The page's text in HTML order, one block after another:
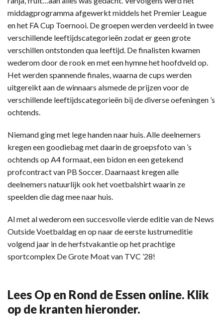
middagprogramma afgewerkt middels het Premier League
en het FA Cup Toernooi. De groepen werden verdeeld in twee
verschillende leeftijdscategorieën zodat er geen grote
verschillen ontstonden qua leeftijd. De finalisten kwamen
wederom door de rook en met een hymne het hoofdveld op.
Het werden spannende finales, waarna de cups werden
uitgereikt aan de winnaars alsmede de prijzen voor de
verschillende leeftijdscategorieën bij de diverse oefeningen ’s
ochtends.
Niemand ging met lege handen naar huis. Alle deelnemers
kregen een goodiebag met daarin de groepsfoto van ’s
ochtends op A4 formaat, een bidon en een getekend
profcontract van PB Soccer. Daarnaast kregen alle
deelnemers natuurlijk ook het voetbalshirt waarin ze
speelden die dag mee naar huis.
Al met al wederom een succesvolle vierde editie van de News
Outside Voetbaldag en op naar de eerste lustrumeditie
volgend jaar in de herfstvakantie op het prachtige
sportcomplex De Grote Moat van TVC ’28!
Lees Op en Rond de Essen online. Klik
op de kranten hieronder.